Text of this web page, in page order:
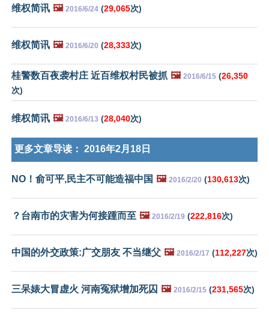
维权简讯 🖼️ 2016/6/24 (29,065次)
维权简讯 🖼️ 2016/6/20 (28,333次)
桂警数百夜袭村庄 近百维权村民被抓 🖼️ 2016/6/15 (26,350
次)
维权简讯 🖼️ 2016/6/13 (28,040次)
更多文章导读： 2016年2月18日
NO！俞可平,民主不可能造福中国 🖼️ 2016/2/20 (130,613次)
？台南市的灾害为何接踵而至 🖼️ 2016/2/19 (222,816次)
中国的外交政策:广交朋友 不当继父 🖼️ 2016/2/17 (112,227次)
三呆婊大冒虚火 河南冤狱增加死囚 🖼️ 2016/2/15 (231,565次)